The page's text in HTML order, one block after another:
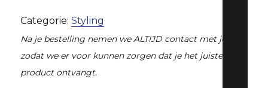
Categorie:Styling
Na je bestelling nemen we ALTIJD contact met je op,
zodat we er voor kunnen zorgen dat je het juiste
product ontvangt.